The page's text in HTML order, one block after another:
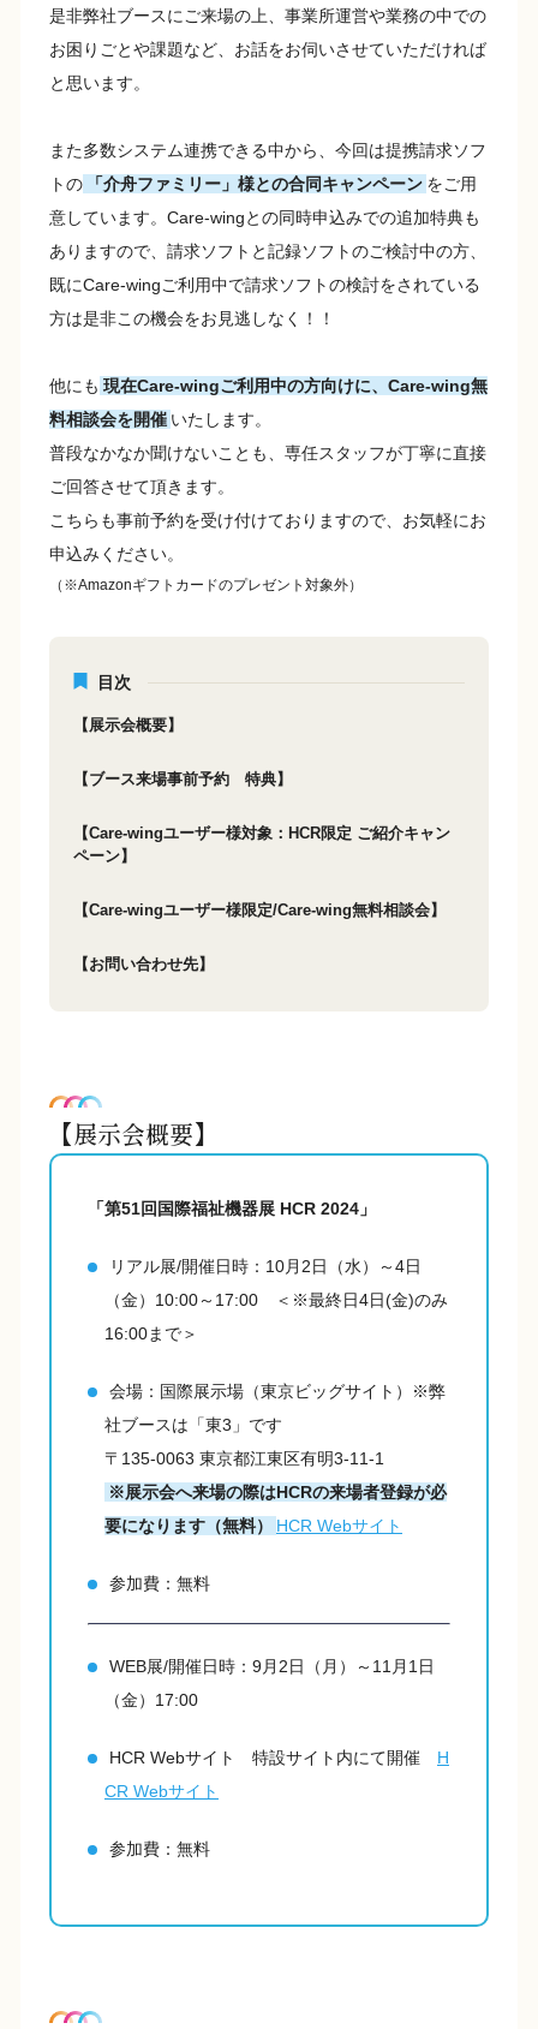
是非弊社ブースにご来場の上、事業所運営や業務の中での
お困りごとや課題など、お話をお伺いさせていただければ
と思います。
また多数システム連携できる中から、今回は提携請求ソフ
トの
「介舟ファミリー」様との合同キャンペーン をご用
意しています。Care-wingとの同時申込みでの追加特典も
ありますので、請求ソフトと記録ソフトのご検討中の方、
既にCare-wingご利用中で請求ソフトの検討をされている
方は是非この機会をお見逃しなく！！
他にも 現在Care-wingご利用中の方向けに、Care-wing無
料相談会を開催 いたします。
普段なかなか聞けないことも、専任スタッフが丁寧に直接
ご回答させて頂きます。
こちらも事前予約を受け付けておりますので、お気軽にお
申込みください。
（※Amazonギフトカードのプレゼント対象外）
目次
【展示会概要】
【ブース来場事前予約 特典】
【Care-wingユーザー様対象：HCR限定 ご紹介キャン
ペーン】
【Care-wingユーザー様限定/Care-wing無料相談会】
【お問い合わせ先】
【展示会概要】
「第51回国際福祉機器展 HCR 2024」
リアル展/開催日時：10月2日（水）～4日
（金）10:00～17:00 ＜※最終日4日(金)のみ
16:00まで＞
会場：国際展示場（東京ビッグサイト）※弊
社ブースは「東3」です
〒135-0063 東京都江東区有明3-11-1
※展示会へ来場の際はHCRの来場者登録が必
要になります（無料）
HCR Webサイト
参加費：無料
WEB展/開催日時：9月2日（月）～11月1日
（金）17:00
HCR Webサイト 特設サイト内にて開催 H
CR Webサイト
参加費：無料